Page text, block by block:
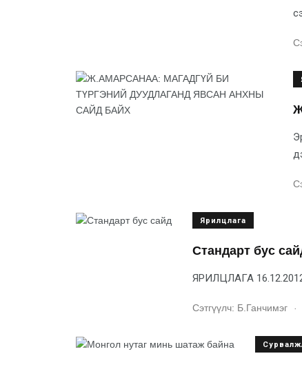
Ярилцлага
Стандарт бус
ЯРИЛЦЛАГА 16.12.2012
Сэтгүүлч: Б.Ганчимэг